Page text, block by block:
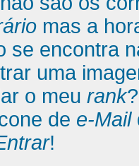
mas a
se encontra
uma
o meu rank?
de e-Mail
!